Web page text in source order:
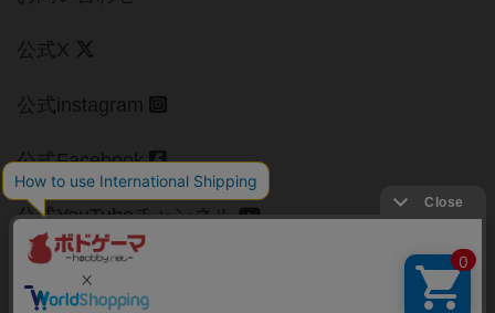
公式X
公式instagram
公式Facebook
公式YouTubeチャンネル